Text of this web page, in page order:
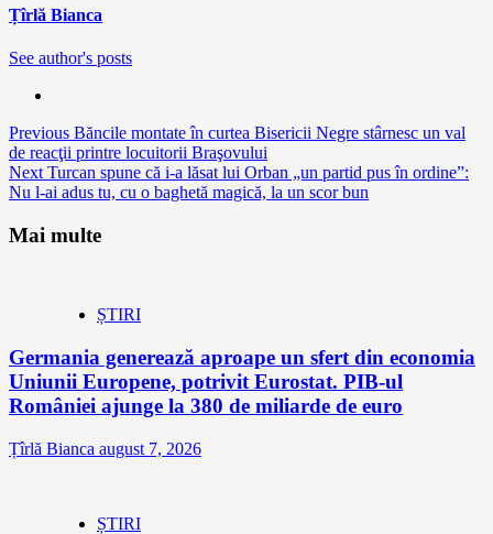
Țîrlă Bianca
See author's posts
Continue
Reading
Previous Băncile montate în curtea Bisericii Negre stârnesc un val
de reacţii printre locuitorii Braşovului
Next Turcan spune că i-a lăsat lui Orban „un partid pus în ordine”:
Nu l-ai adus tu, cu o baghetă magică, la un scor bun
Mai multe
ȘTIRI
Germania generează aproape un sfert din economia
Uniunii Europene, potrivit Eurostat. PIB-ul
României ajunge la 380 de miliarde de euro
Țîrlă Bianca august 7, 2026
ȘTIRI